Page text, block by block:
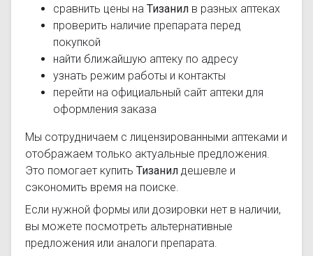
сравнить цены на Тизанил в разных аптеках
проверить наличие препарата перед
покупкой
найти ближайшую аптеку по адресу
узнать режим работы и контакты
перейти на официальный сайт аптеки для
оформления заказа
Мы сотрудничаем с лицензированными аптеками и
отображаем только актуальные предложения.
Это помогает купить Тизанил дешевле и
сэкономить время на поиске.
Если нужной формы или дозировки нет в наличии,
вы можете посмотреть альтернативные
предложения или аналоги препарата.